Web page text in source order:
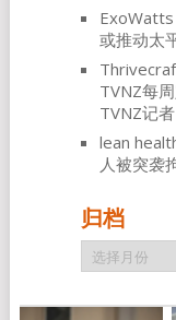
ExoWatts
或推动太
TVNZ每
TVNZ记者
lean
人被突袭
归档
归
档